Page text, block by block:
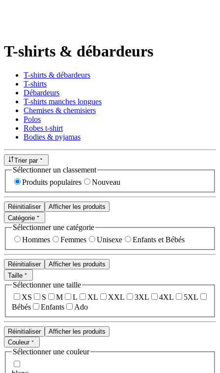
T-shirts & débardeurs
T-shirts & débardeurs
T-shirts
Débardeurs
T-shirts manches longues
Chemises & chemisiers
Polos
Robes t-shirt
Bodies & pyjamas
Trier par
Sélectionner un classement
Produits populaires
Nouveau
Réinitialiser
Afficher les produits
Catégorie
Sélectionner une catégorie
Hommes
Femmes Unisexe Enfants et Bébés
Réinitialiser
Afficher les produits
Taille
Sélectionner une taille
XS
S M L XL XXL 3XL 4XL
5XL
Bébés
Enfants Ado
Réinitialiser
Afficher les produits
Couleur
Sélectionner une couleur